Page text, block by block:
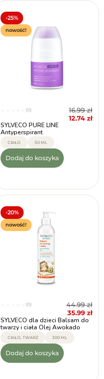
-25%
nowość!
(0) 16.99zł
12.74 zł
SYLVECO PURE LINE
Antyperspirant
CIAŁO 50 ML
Dodaj do koszyka
-20%
nowość!
(0) 44.99zł
35.99 zł
SYLVECO dla dzieci Balsam do
twarzy i ciała Olej Awokado
CIAŁO, TWARZ 300 ML
Dodaj do koszyka